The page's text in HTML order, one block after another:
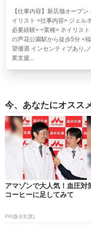
【仕事内容】新店舗オープ
イリスト <仕事内容> ジェル
必要経験> <業種> ネイリス
の芦花公園駅から徒歩5分 <
望優遇 インセンティブあり,
業支援...
今、あなたにオスス
アマゾンで大人気！血圧対
コーヒーに足してみて
PR(森永乳業)